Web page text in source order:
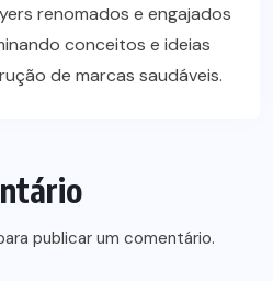
renomados e engajados
conceitos e ideias
de marcas saudáveis.
publicar um comentário.